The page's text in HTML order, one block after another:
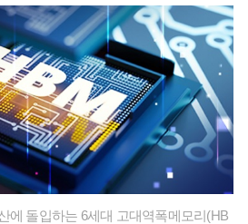
에 돌입하는 6세대 고대역폭메모리(HB